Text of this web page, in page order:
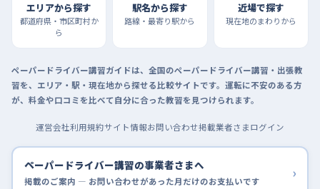
エリアから探す
都道府県・市区町村か
ら
駅名から探す
路線・最寄り駅から
近場で探す
現在地のまわりから
ペーパードライバー講習ガイドは、全国のペーパードライバー講習・出張教
習を、エリア・駅・現在地から探せる比較サイトです。運転に不安のある方
が、料金や口コミを比べて自分に合った教習を見つけられます。
運営会社利用規約サイト情報お問い合わせ掲載業者さまログイン
ペーパードライバー講習の事業者さまへ
掲載のご案内 — お問い合わせがあった月だけのお支払いです ›